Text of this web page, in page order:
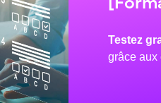
Testez
grâce aux